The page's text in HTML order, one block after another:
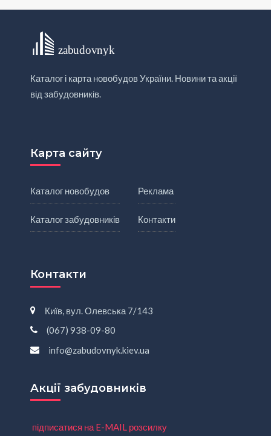
Каталог і карта новобудов України. Новини та акції
від забудовників.
Карта сайту
Каталог новобудов
Каталог забудовників
Реклама
Контакти
Контакти
Київ, вул. Олевська 7/143
(067) 938-09-80
info@zabudovnyk.kiev.ua
Акції забудовників
підписатися на E-MAIL розсилку